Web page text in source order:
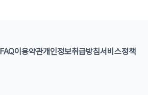
FAQ이용약관개인정보취급방침서비스정책